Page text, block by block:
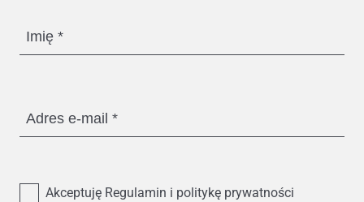
Imię
Adres e-mail
Akceptuję Regulamin i politykę prywatności